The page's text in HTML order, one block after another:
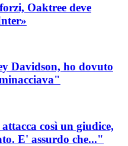
Oaktree deve
Davidson, ho dovuto
così un giudice,
E' assurdo che..."